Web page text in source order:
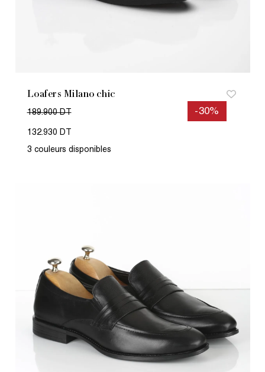
Loafers Milano chic
-30%
189.900 DT
132.930 DT
3 couleurs disponibles